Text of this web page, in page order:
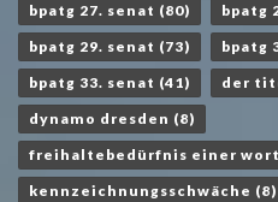
bpatg 27. senat (80) bpatg
bpatg 29. senat (73) bpatg
bpatg 33. senat (41) der
dynamo dresden (8)
freihaltebedürfnis einer
kennzeichnungsschwäche (8)